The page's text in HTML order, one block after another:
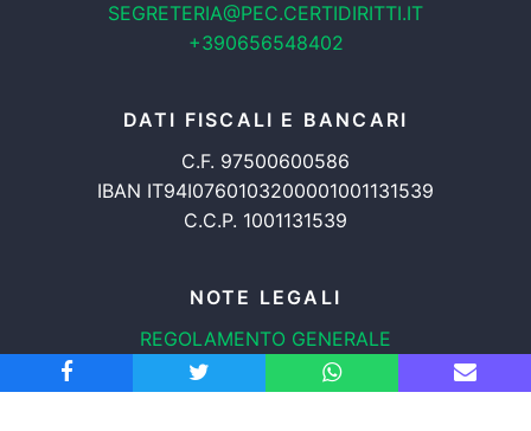
SEGRETERIA@PEC.CERTIDIRITTI.IT
+390656548402
DATI FISCALI E BANCARI
C.F. 97500600586
IBAN IT94I0760103200001001131539
C.C.P. 1001131539
NOTE LEGALI
REGOLAMENTO GENERALE
PROTEZIONE DATI
INFORMATIVA COOKIES